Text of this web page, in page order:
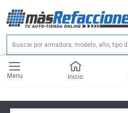
Menu Inicio